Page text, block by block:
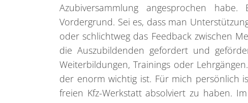
Azubiversammlung angesprochen
Vordergrund. Sei es, dass man
oder schlichtweg das Feedback zwischen
die Auszubildenden gefordert und
Weiterbildungen, Trainings oder
der enorm wichtig ist. Für mich persönlich
freien Kfz-Werkstatt absolviert zu haben.